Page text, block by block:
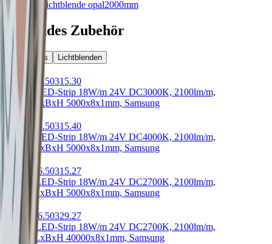
Delta 02 Lichtblende opal2000mm
Passendes Zubehör
LED-Strips Lichtblenden
Intenso
76.50315.30
Intenso LED-Strip 18W/m 24V DC3000K, 2100lm/m,
RA>90
LxBxH 5000x8x1mm, Samsung
Intenso
76.50315.40
Intenso LED-Strip 18W/m 24V DC4000K, 2100lm/m,
RA>90
LxBxH 5000x8x1mm, Samsung
Intenso
76.50315.27
Intenso LED-Strip 18W/m 24V DC2700K, 2100lm/m,
RA>90
LxBxH 5000x8x1mm, Samsung
Intenso
76.50329.27
Intenso LED-Strip 18W/m 24V DC2700K, 2100lm/m,
RA>90
LxBxH 40000x8x1mm, Samsung